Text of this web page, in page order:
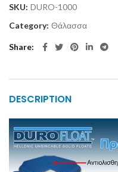
SKU: DURO-1000
Category: Θάλασσα
Share
DESCRIPTION